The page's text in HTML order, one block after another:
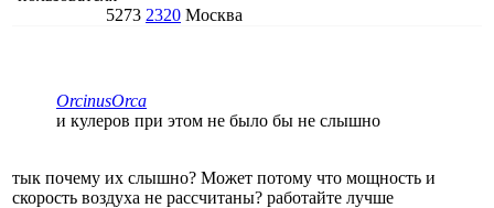
5273 2320 Москва
ОrcinusОrca
и кулеров при этом не было бы не слышно
тык почему их слышно? Может потому что мощность и
скорость воздуха не рассчитаны? работайте лучше